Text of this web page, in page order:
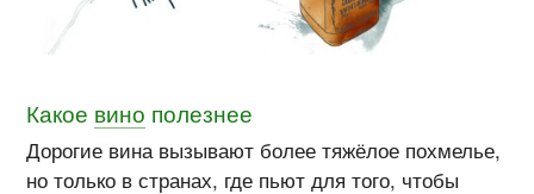
Какое вино полезнее
Дорогие вина вызывают более тяжёлое похмелье,
но только в странах, где пьют для того, чтобы